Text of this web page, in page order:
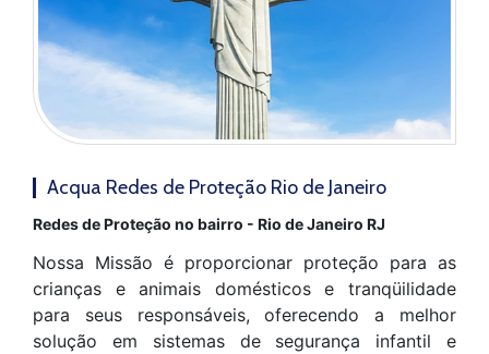
Acqua Redes de Proteção Rio de Janeiro
Redes de Proteção no bairro - Rio de Janeiro RJ
Nossa Missão é proporcionar proteção para as
crianças e animais domésticos e tranqüilidade
para seus responsáveis, oferecendo a melhor
solução em sistemas de segurança infantil e